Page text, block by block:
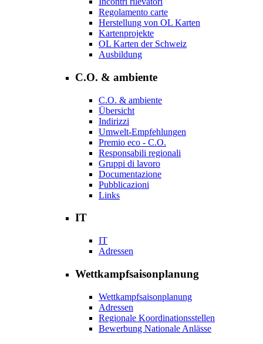
Regolamento carte
Herstellung von OL Karten
Kartenprojekte
OL Karten der Schweiz
Ausbildung
C.O. & ambiente
C.O. & ambiente
Übersicht
Indirizzi
Umwelt-Empfehlungen
Premio eco - C.O.
Responsabili regionali
Gruppi di lavoro
Documentazione
Pubblicazioni
Links
IT
IT
Adressen
Wettkampfsaisonplanung
Wettkampfsaisonplanung
Adressen
Regionale Koordinationsstellen
Bewerbung Nationale Anlässe